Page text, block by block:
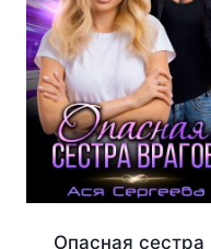
Опасная сестра